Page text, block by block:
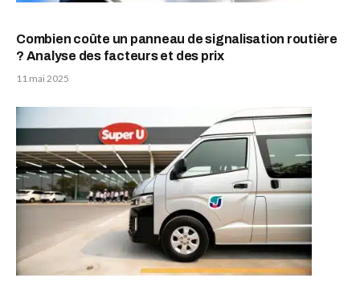
Combien coûte un panneau de signalisation routière
? Analyse des facteurs et des prix
11 mai 2025